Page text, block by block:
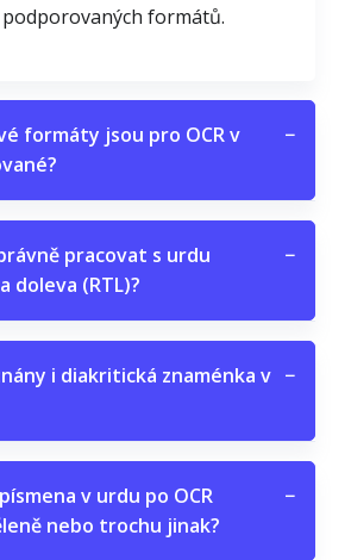
formátů.
formáty jsou pro OCR v
−
pracovat s urdu
doleva (RTL)?
−
i diakritická znaménka v −
v urdu po OCR
nebo trochu jinak?
−